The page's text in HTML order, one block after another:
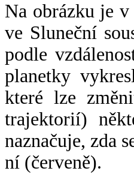
Na obrázku je
ve Sluneční
podle
planetky
které lze
trajektorií)
naznačuje, zda
ní (červeně).